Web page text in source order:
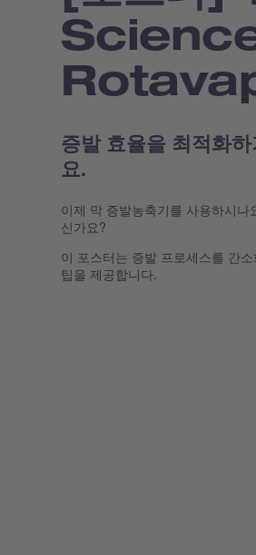
증발 효율을 최적화
요.
이제 막 증발농축기를 사용하시
신가요?
이 포스터는 증발 프로세스를 간
팁을 제공합니다.